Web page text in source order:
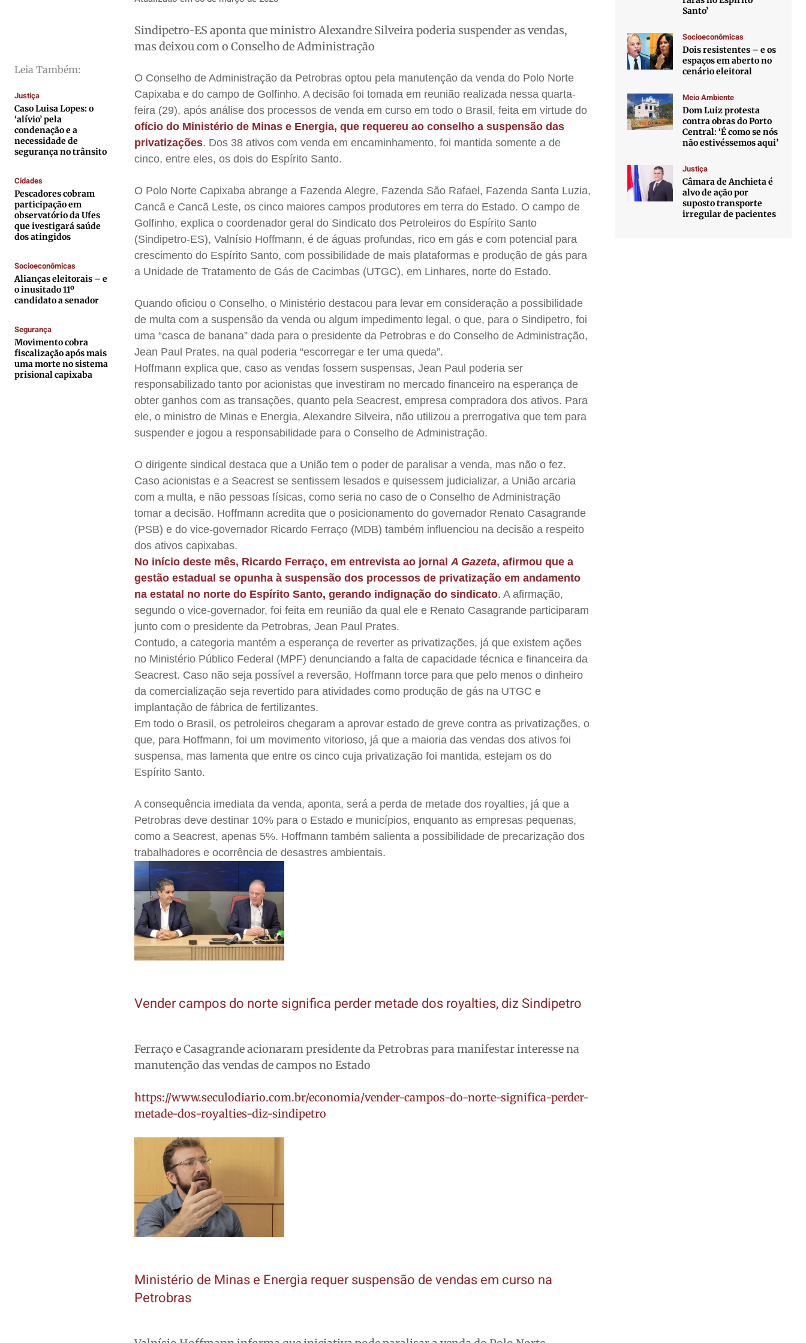
Cultura
Caetano Roque
Gustavo Bastos
Jr Mignone (in memorian)
Wanda Sily
Publicidade Legal
Anuncie
Contato
Termos de Uso
Privacidade
Cultura
Caetano Roque
Gustavo Bastos
Jr Mignone (in memorian)
Wanda Sily
Publicidade Legal
Anuncie
Contato
Termos de Uso
Privacidade
Cultura
Caetano Roque
Gustavo Bastos
Jr Mignone (in memorian)
Wanda Sily
Publicidade Legal
Anuncie
Contato
Termos de Uso
Privacidade
Cultura
Caetano Roque
Gustavo Bastos
Jr Mignone (in memorian)
Wanda Sily
Publicidade Legal
Anuncie
Contato
Termos de Uso
Privacidade
Leia Também:
Justiça
Caso Luisa Lopes: o
‘alívio’ pela
condenação e a
necessidade de
segurança no trânsito
Cidades
Pescadores cobram
participação em
observatório da Ufes
que ivestigará saúde
dos atingidos
Socioeconômicas
Alianças eleitorais – e
o inusitado 11º
candidato a senador
Segurança
Movimento cobra
fiscalização após mais
uma morte no sistema
prisional capixaba
Sindipetro-ES aponta que ministro Alexandre Silveira poderia suspender as vendas,
mas deixou com o Conselho de Administração
O Conselho de Administração da Petrobras optou pela manutenção da venda do Polo Norte
Capixaba e do campo de Golfinho. A decisão foi tomada em reunião realizada nessa quarta-
feira (29), após análise dos processos de venda em curso em todo o Brasil, feita em virtude do
ofício do Ministério de Minas e Energia, que requereu ao conselho a suspensão das
privatizações. Dos 38 ativos com venda em encaminhamento, foi mantida somente a de
cinco, entre eles, os dois do Espírito Santo.
O Polo Norte Capixaba abrange a Fazenda Alegre, Fazenda São Rafael, Fazenda Santa Luzia,
Cancã e Cancã Leste, os cinco maiores campos produtores em terra do Estado. O campo de
Golfinho, explica o coordenador geral do Sindicato dos Petroleiros do Espírito Santo
(Sindipetro-ES), Valnísio Hoffmann, é de águas profundas, rico em gás e com potencial para
crescimento do Espírito Santo, com possibilidade de mais plataformas e produção de gás para
a Unidade de Tratamento de Gás de Cacimbas (UTGC), em Linhares, norte do Estado.
Quando oficiou o Conselho, o Ministério destacou para levar em consideração a possibilidade
de multa com a suspensão da venda ou algum impedimento legal, o que, para o Sindipetro, foi
uma “casca de banana” dada para o presidente da Petrobras e do Conselho de Administração,
Jean Paul Prates, na qual poderia “escorregar e ter uma queda”.
Hoffmann explica que, caso as vendas fossem suspensas, Jean Paul poderia ser
responsabilizado tanto por acionistas que investiram no mercado financeiro na esperança de
obter ganhos com as transações, quanto pela Seacrest, empresa compradora dos ativos. Para
ele, o ministro de Minas e Energia, Alexandre Silveira, não utilizou a prerrogativa que tem para
suspender e jogou a responsabilidade para o Conselho de Administração.
O dirigente sindical destaca que a União tem o poder de paralisar a venda, mas não o fez.
Caso acionistas e a Seacrest se sentissem lesados e quisessem judicializar, a União arcaria
com a multa, e não pessoas físicas, como seria no caso de o Conselho de Administração
tomar a decisão. Hoffmann acredita que o posicionamento do governador Renato Casagrande
(PSB) e do vice-governador Ricardo Ferraço (MDB) também influenciou na decisão a respeito
dos ativos capixabas.
No início deste mês, Ricardo Ferraço, em entrevista ao jornalA Gazeta, afirmou que a
gestão estadual se opunha à suspensão dos processos de privatização em andamento
na estatal no norte do Espírito Santo, gerando indignação do sindicato.A afirmação,
segundo o vice-governador, foi feita em reunião da qual ele e Renato Casagrande participaram
junto com o presidente da Petrobras, Jean Paul Prates.
Contudo, a categoria mantém a esperança de reverter as privatizações, já que existem ações
no Ministério Público Federal (MPF) denunciando a falta de capacidade técnica e financeira da
Seacrest. Caso não seja possível a reversão, Hoffmann torce para que pelo menos o dinheiro
da comercialização seja revertido para atividades como produção de gás na UTGC e
implantação de fábrica de fertilizantes.
Em todo o Brasil, os petroleiros chegaram a aprovar estado de greve contra as privatizações, o
que, para Hoffmann, foi um movimento vitorioso, já que a maioria das vendas dos ativos foi
suspensa, mas lamenta que entre os cinco cuja privatização foi mantida, estejam os do
Espírito Santo.
A consequência imediata da venda, aponta, será a perda de metade dos royalties, já que a
Petrobras deve destinar 10% para o Estado e municípios, enquanto as empresas pequenas,
como a Seacrest, apenas 5%. Hoffmann também salienta a possibilidade de precarização dos
trabalhadores e ocorrência de desastres ambientais.
Vender campos do norte significa perder metade dos royalties, diz Sindipetro
Ferraço e Casagrande acionaram presidente da Petrobras para manifestar interesse na
manutenção das vendas de campos no Estado
https://www.seculodiario.com.br/economia/vender-campos-do-norte-significa-perder-
metade-dos-royalties-diz-sindipetro
Ministério de Minas e Energia requer suspensão de vendas em curso na
Petrobras
Santo’
Socioeconômicas
Dois resistentes – e os
espaços em aberto no
cenário eleitoral
Meio Ambiente
Dom Luiz protesta
contra obras do Porto
Central: ‘É como se nós
não estivéssemos aqui’
Justiça
Câmara de Anchieta é
alvo de ação por
suposto transporte
irregular de pacientes